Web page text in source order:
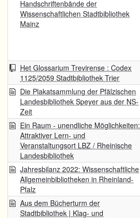
Handschriftenbände der
Wissenschaftlichen Stadtbibliothek
Mainz
Het Glossarium Trevirense : Codex
1125/2059 Stadtbibliothek Trier
Die Plakatsammlung der Pfälzischen
Landesbibliothek Speyer aus der NS-
Zeit
Ein Raum - unendliche Möglichkeiten:
Attraktiver Lern- und
Veranstaltungsort LBZ / Rheinische
Landesbibliothek
Jahresbilanz 2022: Wissenschaftliche
Allgemeinbibliotheken in Rheinland-
Pfalz
Aus dem Bücherturm der
Stadtbibliothek | Klag- und